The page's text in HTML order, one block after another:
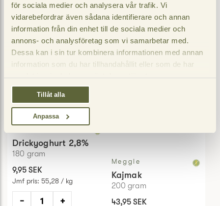
för sociala medier och analysera vår trafik. Vi
vidarebefordrar även sådana identifierare och annan
information från din enhet till de sociala medier och
annons- och analysföretag som vi samarbetar med.
Dessa kan i sin tur kombinera informationen med annan
information som du har tillhandahållit eller som de har
samlat in när du har använt deras tjänster.
Tillåt alla
Anpassa
Drickyoghurt 2,8%
180 gram
9,95 SEK
Jmf pris: 55,28 / kg
− +
Meggle
Kajmak
200 gram
43,95 SEK